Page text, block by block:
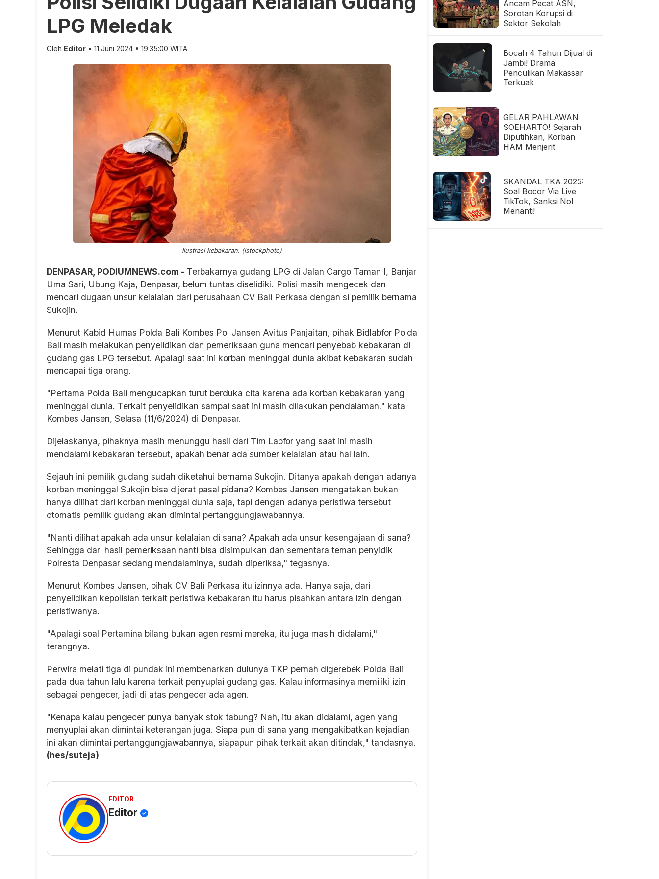
LPG Meledak
Oleh Editor • 11 Juni 2024 • 19:35:00 WITA
Ilustrasi kebakaran. (istockphoto)
DENPASAR, PODIUMNEWS.com - Terbakarnya gudang LPG di Jalan Cargo Taman I, Banjar
Uma Sari, Ubung Kaja, Denpasar, belum tuntas diselidiki. Polisi masih mengecek dan
mencari dugaan unsur kelalaian dari perusahaan CV Bali Perkasa dengan si pemilik bernama
Sukojin.
Menurut Kabid Humas Polda Bali Kombes Pol Jansen Avitus Panjaitan, pihak Bidlabfor Polda
Bali masih melakukan penyelidikan dan pemeriksaan guna mencari penyebab kebakaran di
gudang gas LPG tersebut. Apalagi saat ini korban meninggal dunia akibat kebakaran sudah
mencapai tiga orang.
"Pertama Polda Bali mengucapkan turut berduka cita karena ada korban kebakaran yang
meninggal dunia. Terkait penyelidikan sampai saat ini masih dilakukan pendalaman," kata
Kombes Jansen, Selasa (11/6/2024) di Denpasar.
Dijelaskanya, pihaknya masih menunggu hasil dari Tim Labfor yang saat ini masih
mendalami kebakaran tersebut, apakah benar ada sumber kelalaian atau hal lain.
Sejauh ini pemilik gudang sudah diketahui bernama Sukojin. Ditanya apakah dengan adanya
korban meninggal Sukojin bisa dijerat pasal pidana? Kombes Jansen mengatakan bukan
hanya dilihat dari korban meninggal dunia saja, tapi dengan adanya peristiwa tersebut
otomatis pemilik gudang akan dimintai pertanggungjawabannya.
"Nanti dilihat apakah ada unsur kelalaian di sana? Apakah ada unsur kesengajaan di sana?
Sehingga dari hasil pemeriksaan nanti bisa disimpulkan dan sementara teman penyidik
Polresta Denpasar sedang mendalaminya, sudah diperiksa," tegasnya.
Menurut Kombes Jansen, pihak CV Bali Perkasa itu izinnya ada. Hanya saja, dari
penyelidikan kepolisian terkait peristiwa kebakaran itu harus pisahkan antara izin dengan
peristiwanya.
"Apalagi soal Pertamina bilang bukan agen resmi mereka, itu juga masih didalami,"
terangnya.
Perwira melati tiga di pundak ini membenarkan dulunya TKP pernah digerebek Polda Bali
pada dua tahun lalu karena terkait penyuplai gudang gas. Kalau informasinya memiliki izin
sebagai pengecer, jadi di atas pengecer ada agen.
"Kenapa kalau pengecer punya banyak stok tabung? Nah, itu akan didalami, agen yang
menyuplai akan dimintai keterangan juga. Siapa pun di sana yang mengakibatkan kejadian
ini akan dimintai pertanggungjawabannya, siapapun pihak terkait akan ditindak," tandasnya.
(hes/suteja)
EDITOR
Editor
Ancam Pecat ASN,
Sorotan Korupsi di
Sektor Sekolah
Bocah 4 Tahun Dijual di
Jambi! Drama
Penculikan Makassar
Terkuak
GELAR PAHLAWAN
SOEHARTO! Sejarah
Diputihkan, Korban
HAM Menjerit
SKANDAL TKA 2025:
Soal Bocor Via Live
TikTok, Sanksi Nol
Menanti!